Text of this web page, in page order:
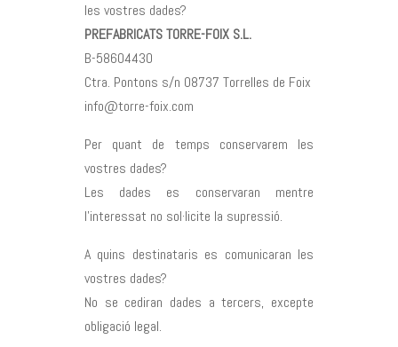
les vostres dades?
PREFABRICATS TORRE-FOIX S.L.
B-58604430
Ctra. Pontons s/n 08737 Torrelles de Foix
info@torre-foix.com
Per quant de temps conservarem les
vostres dades?
Les dades es conservaran mentre
l’interessat no sol·licite la supressió.
A quins destinataris es comunicaran les
vostres dades?
No se cediran dades a tercers, excepte
obligació legal.